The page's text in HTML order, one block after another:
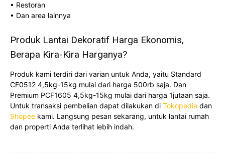
• Restoran
• Dan area lainnya
Produk Lantai Dekoratif Harga Ekonomis,
Berapa Kira-Kira Harganya?
Produk kami terdiri dari varian untuk Anda, yaitu Standard
CF0512 4,5kg-15kg mulai dari harga 500rb saja. Dan
Premium PCF1605 4,5kg-15kg mulai dari harga 1jutaan saja.
Untuk transaksi pembelian dapat dilakukan di Tokopedia dan
Shopee kami. Langsung pesan sekarang, untuk lantai rumah
dan properti Anda terlihat lebih indah.